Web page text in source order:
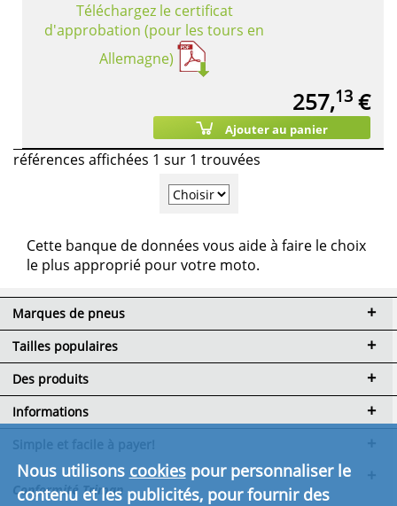
Téléchargez le certificat
d'approbation (pour les tours en
Allemagne)
257,13 €
Ajouter au panier
références affichées 1 sur 1 trouvées
Cette banque de données vous aide à faire le choix
le plus approprié pour votre moto.
Marques de pneus
Tailles populaires
Des produits
Informations
Les conditions de paiement
Conformité Triman
Nous utilisons cookiespour personnaliser le
contenu et les publicités, pour fournir des